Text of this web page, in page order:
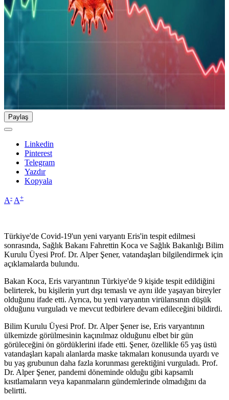
Paylaş
Linkedin
Pinterest
Telegram
Yazdır
Kopyala
A- A+
Türkiye'de Covid-19'un yeni varyantı Eris'in tespit edilmesi
sonrasında, Sağlık Bakanı Fahrettin Koca ve Sağlık Bakanlığı Bilim
Kurulu Üyesi Prof. Dr. Alper Şener, vatandaşları bilgilendirmek için
açıklamalarda bulundu.
Bakan Koca, Eris varyantının Türkiye'de 9 kişide tespit edildiğini
belirterek, bu kişilerin yurt dışı temaslı ve aynı ilde yaşayan bireyler
olduğunu ifade etti. Ayrıca, bu yeni varyantın virülansının düşük
olduğunu vurguladı ve mevcut tedbirlere devam edileceğini bildirdi.
Bilim Kurulu Üyesi Prof. Dr. Alper Şener ise, Eris varyantının
ülkemizde görülmesinin kaçınılmaz olduğunu elbet bir gün
görüleceğini ön gördüklerini ifade etti. Şener, özellikle 65 yaş üstü
vatandaşları kapalı alanlarda maske takmaları konusunda uyardı ve
bu yaş grubunun daha fazla korunması gerektiğini vurguladı. Prof.
Dr. Alper Şener, pandemi döneminde olduğu gibi kapsamlı
kısıtlamaların veya kapanmaların gündemlerinde olmadığını da
belirtti.